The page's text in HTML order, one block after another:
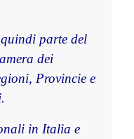
parte del
dei
Provincie e
in Italia e